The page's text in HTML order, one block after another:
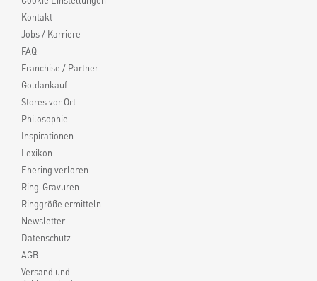
Kontakt
Jobs / Karriere
FAQ
Franchise / Partner
Goldankauf
Stores vor Ort
Philosophie
Inspirationen
Lexikon
Ehering verloren
Ring-Gravuren
Ringgröße ermitteln
Newsletter
Datenschutz
AGB
Versand und